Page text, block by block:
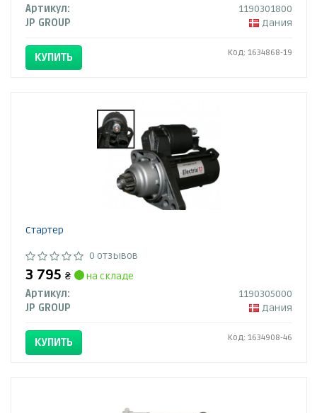
Артикул:
1190301800
JP GROUP
Дания
КУПИТЬ Код: 1634868-19
Стартер
0 отзывов
3 795 ₴
на складе
Артикул:
1190305000
JP GROUP
Дания
КУПИТЬ Код: 1634908-46